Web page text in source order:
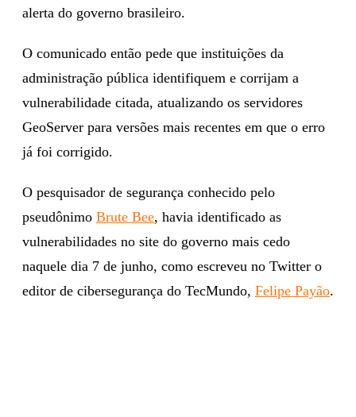
alerta do governo brasileiro.
O comunicado então pede que instituições da
administração pública identifiquem e corrijam a
vulnerabilidade citada, atualizando os servidores
GeoServer para versões mais recentes em que o erro
já foi corrigido.
O pesquisador de segurança conhecido pelo
pseudônimo Brute Bee, havia identificado as
vulnerabilidades no site do governo mais cedo
naquele dia 7 de junho, como escreveu no Twitter o
editor de cibersegurança do TecMundo, Felipe Payão.